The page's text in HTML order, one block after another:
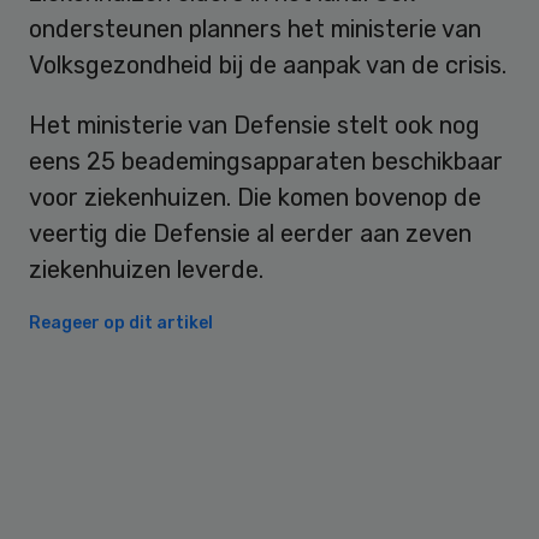
ondersteunen planners het ministerie van
Volksgezondheid bij de aanpak van de crisis.
Het ministerie van Defensie stelt ook nog
eens 25 beademingsapparaten beschikbaar
voor ziekenhuizen. Die komen bovenop de
veertig die Defensie al eerder aan zeven
ziekenhuizen leverde.
Reageer op dit artikel